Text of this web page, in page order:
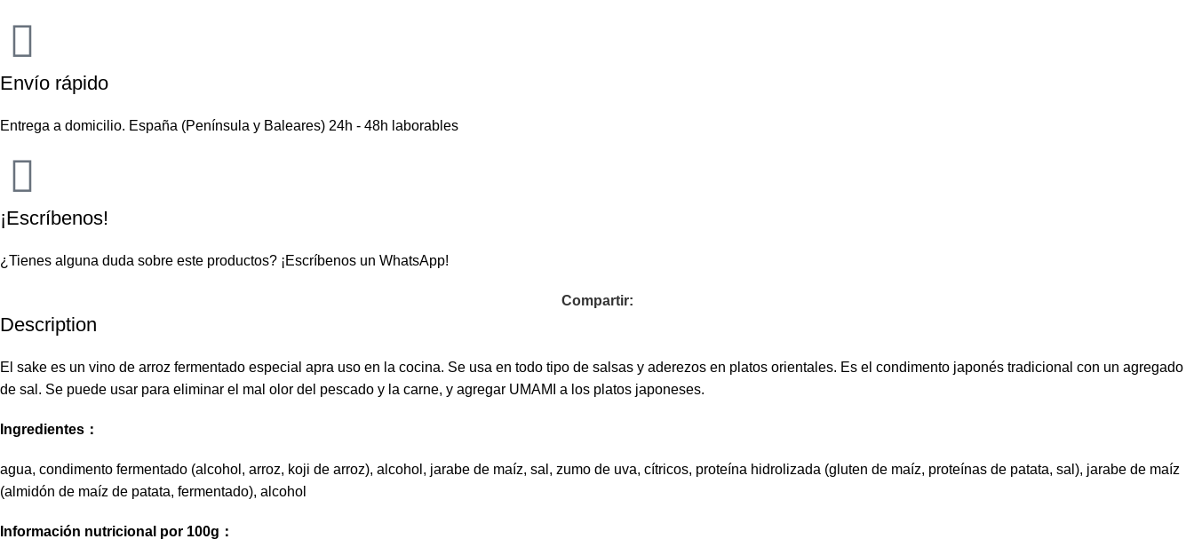
Envío rápido
Entrega a domicilio. España (Península y Baleares) 24h - 48h laborables
¡Escríbenos!
¿Tienes alguna duda sobre este productos? ¡Escríbenos un WhatsApp!
Compartir:
Description
El sake es un vino de arroz fermentado especial apra uso en la cocina. Se usa en todo tipo de salsas y aderezos en platos orientales. Es el condimento japonés tradicional con un agregado
de sal. Se puede usar para eliminar el mal olor del pescado y la carne, y agregar UMAMI a los platos japoneses.
Ingredientes：
agua, condimento fermentado (alcohol, arroz, koji de arroz), alcohol, jarabe de maíz, sal, zumo de uva, cítricos, proteína hidrolizada (gluten de maíz, proteínas de patata, sal), jarabe de maíz
(almidón de maíz de patata, fermentado), alcohol
Información nutricional por 100g：